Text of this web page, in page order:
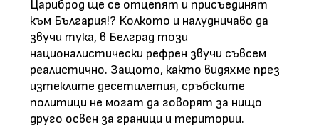
Цариброд ще се отцепят и присъединят
към България!? Колкото и налудничаво да
звучи тука, в Белград този
националистически рефрен звучи съвсем
реалистично. Защото, както видяхме през
изтеклите десетилетия, сръбските
политици не могат да говорят за нищо
друго освен за граници и територии.